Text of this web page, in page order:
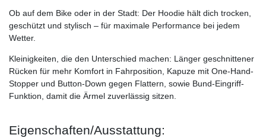
Ob auf dem Bike oder in der Stadt: Der Hoodie hält dich trocken,
geschützt und stylisch – für maximale Performance bei jedem
Wetter.
Kleinigkeiten, die den Unterschied machen: Länger geschnittener
Rücken für mehr Komfort in Fahrposition, Kapuze mit One-Hand-
Stopper und Button-Down gegen Flattern, sowie Bund-Eingriff-
Funktion, damit die Ärmel zuverlässig sitzen.
Eigenschaften/Ausstattung: